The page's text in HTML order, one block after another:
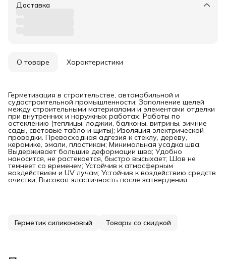
Удобный возврат
Доставка
О товаре Характеристики
Герметизация в строительстве, автомобильной и
судостроительной промышленности; Заполнение щелей
между строительными материалами и элементами отделки
при внутренних и наружных работах; Работы по
остеклению (теплицы, лоджии, балконы, витрины, зимние
сады, световые табло и щиты); Изоляция электрической
проводки. Превосходная адгезия к стеклу, дереву,
керамике, эмали, пластикам; Минимальная усадка шва;
Выдерживает большие деформации шва; Удобно
наносится, не растекается, быстро высыхает; Шов не
темнеет со временем; Устойчив к атмосферным
воздействиям и UV лучам; Устойчив к воздействию средств
очистки; Высокая эластичность после затвердения
Герметик силиконовый Товары со скидкой